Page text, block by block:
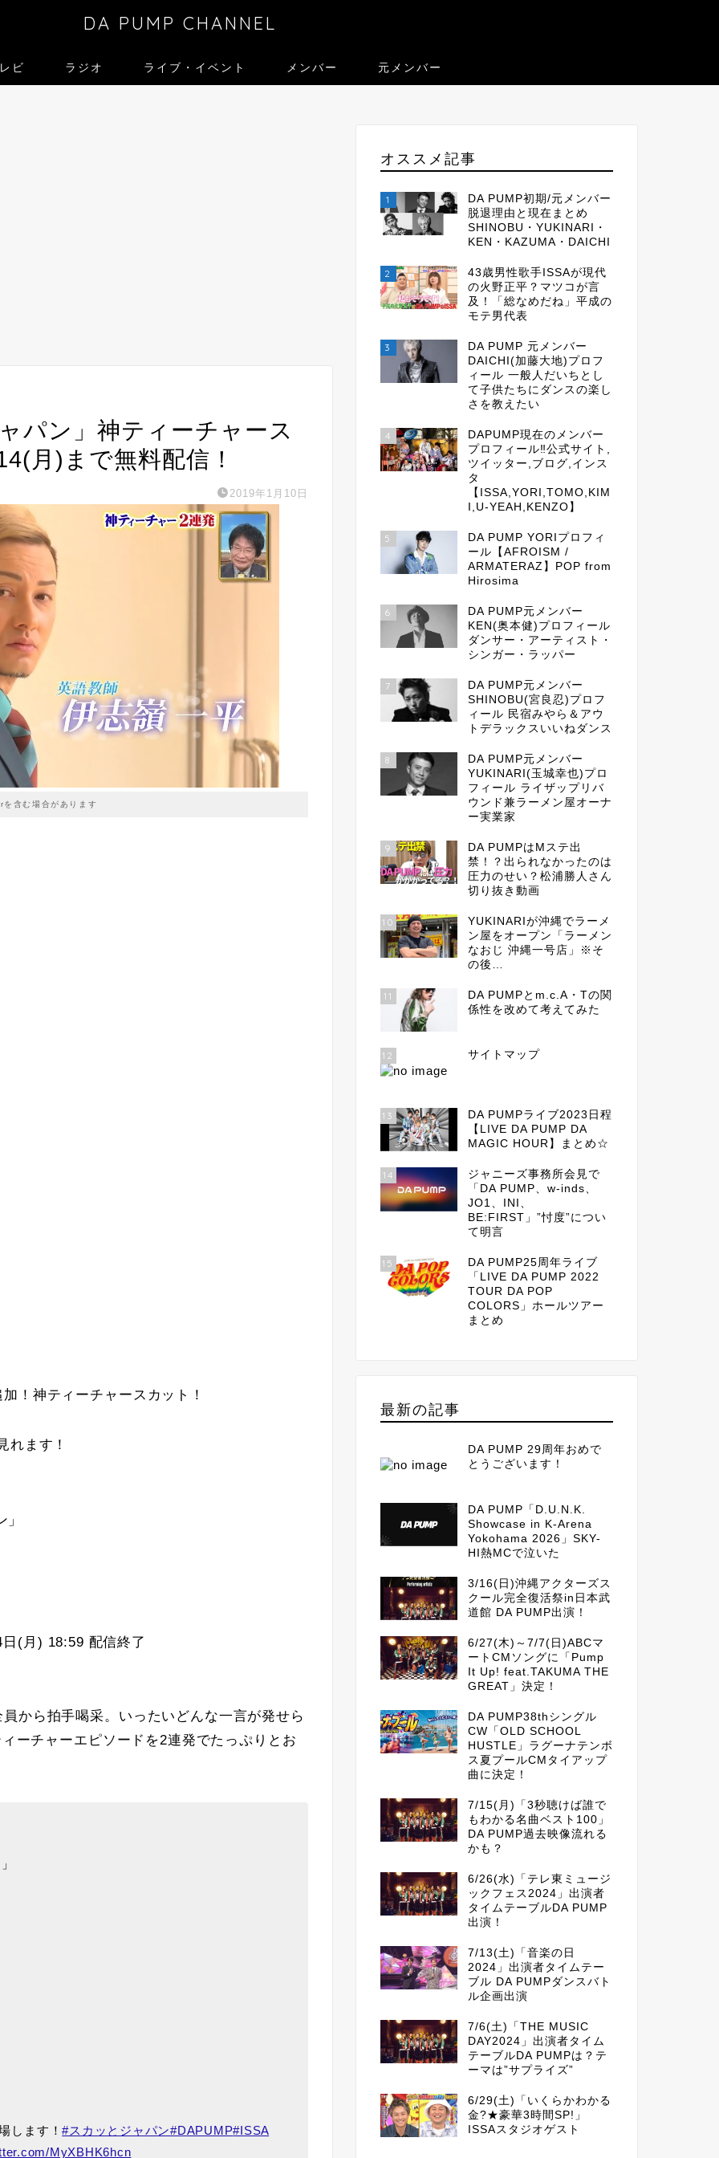
DA PUMP CHANNEL
ビ ラジオ ライブ・イベント メンバー 元メンバー
パン」神ティーチャース
月)まで無料配信！
2019年1月10日
を含む場合があります
！神ティーチャースカット！
れます！
(月) 18:59 配信終了
から拍手喝采。いったいどんな一言が発せら
ーチャーエピソードを2連発でたっぷりとお
します！#スカッとジャパン#DAPUMP#ISSA
MyXBHK6hcn
オススメ記事
1
DA PUMP初期/元メンバー
脱退理由と現在まとめ
SHINOBU・YUKINARI・
KEN・KAZUMA・DAICHI
2
43歳男性歌手ISSAが現代
の火野正平？マツコが言
及！「総なめだね」平成の
モテ男代表
3
DA PUMP 元メンバー
DAICHI(加藤大地)プロフ
ィール 一般人だいちとし
て子供たちにダンスの楽し
さを教えたい
4
DAPUMP現在のメンバー
プロフィール‼公式サイト,
ツイッター,ブログ,インス
タ
【ISSA,YORI,TOMO,KIM
I,U-YEAH,KENZO】
5
DA PUMP YORIプロフィ
ール【AFROISM /
ARMATERAZ】POP from
Hirosima
6
DA PUMP元メンバー
KEN(奥本健)プロフィール
ダンサー・アーティスト・
シンガー・ラッパー
7
DA PUMP元メンバー
SHINOBU(宮良忍)プロフ
ィール 民宿みやら＆アウ
トデラックスいいねダンス
8
DA PUMP元メンバー
YUKINARI(玉城幸也)プロ
フィール ライザップリバ
ウンド兼ラーメン屋オーナ
ー実業家
9
DA PUMPはMステ出
禁！？出られなかったのは
圧力のせい？松浦勝人さん
切り抜き動画
10
YUKINARIが沖縄でラーメ
ン屋をオープン「ラーメン
なおじ 沖縄一号店」※そ
の後…
11
DA PUMPとm.c.A・Tの関
係性を改めて考えてみた
12 サイトマップ
13
DA PUMPライブ2023日程
【LIVE DA PUMP DA
MAGIC HOUR】まとめ☆
14
ジャニーズ事務所会見で
「DA PUMP、w-inds、
JO1、INI、
BE:FIRST」”忖度”につい
て明言
15
DA PUMP25周年ライブ
「LIVE DA PUMP 2022
TOUR DA POP
COLORS」ホールツアー
まとめ
最新の記事
DA PUMP 29周年おめで
とうございます！
DA PUMP「D.U.N.K.
Showcase in K-Arena
Yokohama 2026」SKY-
HI熱MCで泣いた
3/16(日)沖縄アクターズス
クール完全復活祭in日本武
道館 DA PUMP出演！
6/27(木)～7/7(日)ABCマ
ートCMソングに「Pump
It Up! feat.TAKUMA THE
GREAT」決定！
DA PUMP38thシングル
CW「OLD SCHOOL
HUSTLE」ラグーナテンボ
ス夏プールCMタイアップ
曲に決定！
7/15(月)「3秒聴けば誰で
もわかる名曲ベスト100」
DA PUMP過去映像流れる
かも？
6/26(水)「テレ東ミュージ
ックフェス2024」出演者
タイムテーブルDA PUMP
出演！
7/13(土)「音楽の日
2024」出演者タイムテー
ブル DA PUMPダンスバト
ル企画出演
7/6(土)「THE MUSIC
DAY2024」出演者タイム
テーブルDA PUMPは？テ
ーマは”サプライズ”
6/29(土)「いくらかわかる
金?★豪華3時間SP!」
ISSAスタジオゲスト